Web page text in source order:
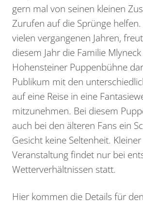
gern mal von seinen kleinen
Zurufen auf die Sprünge
vielen vergangenen Jahren,
diesem Jahr die Familie
Hohensteiner Puppenbühne
Publikum mit den
auf eine Reise in eine
mitzunehmen. Bei diesem
auch bei den älteren Fans ein
Gesicht keine Seltenheit.
Veranstaltung findet nur bei
Wetterverhältnissen statt.
Hier kommen die Details für